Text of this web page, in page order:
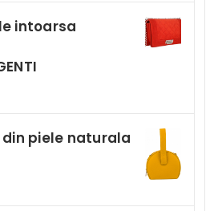
intoarsa
piele naturala